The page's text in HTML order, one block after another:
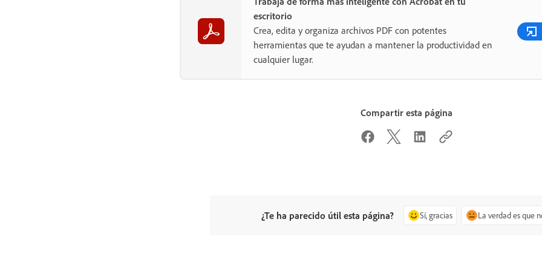
escritorio
Crea, edita y organiza archivos PDF con potentes
herramientas que te ayudan a mantener la productividad en
cualquier lugar.
Compartir esta página
¿Te ha parecido útil esta página? Sí, gracias La verdad es que